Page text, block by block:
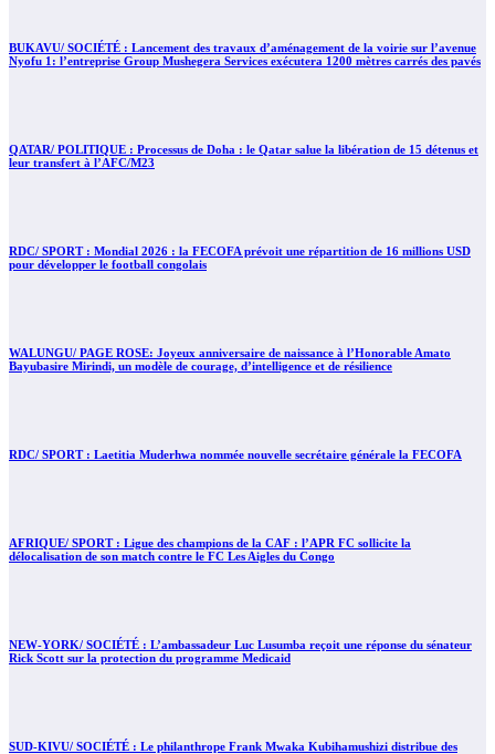
BUKAVU/ SOCIÉTÉ : Lancement des travaux d’aménagement de la voirie sur l’avenue
Nyofu 1: l’entreprise Group Mushegera Services exécutera 1200 mètres carrés des pavés
QATAR/ POLITIQUE : Processus de Doha : le Qatar salue la libération de 15 détenus et
leur transfert à l’AFC/M23
RDC/ SPORT : Mondial 2026 : la FECOFA prévoit une répartition de 16 millions USD
pour développer le football congolais
WALUNGU/ PAGE ROSE: Joyeux anniversaire de naissance à l’Honorable Amato
Bayubasire Mirindi, un modèle de courage, d’intelligence et de résilience
RDC/ SPORT : Laetitia Muderhwa nommée nouvelle secrétaire générale la FECOFA
AFRIQUE/ SPORT : Ligue des champions de la CAF : l’APR FC sollicite la
délocalisation de son match contre le FC Les Aigles du Congo
NEW-YORK/ SOCIÉTÉ : L’ambassadeur Luc Lusumba reçoit une réponse du sénateur
Rick Scott sur la protection du programme Medicaid
SUD-KIVU/ SOCIÉTÉ : Le philanthrope Frank Mwaka Kubihamushizi distribue des